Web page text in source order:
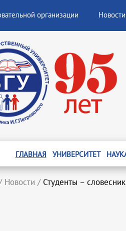
организации Новости
ГЛАВНАЯ УНИВЕРСИТЕТ
Новости / Студенты –